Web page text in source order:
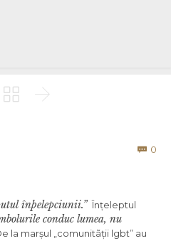
 
 0
înþelepciunii.” Înțeleptul
conduc lumea, nu
la marșul „comunitãții lgbt” au